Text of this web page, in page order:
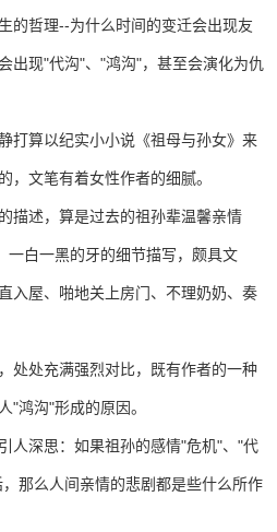
的哲理--为什么时间的变迁会出现友
出现"代沟"、"鸿沟"，甚至会演化为仇
算以纪实小小说《祖母与孙女》来
，文笔有着女性作者的细腻。
述，算是过去的祖孙辈温馨亲情
一白一黑的牙的细节描写，颇具文
入屋、啪地关上房门、不理奶奶、奏
处充满强烈对比，既有作者的一种
"鸿沟"形成的原因。
深思：如果祖孙的感情"危机"、"代
那么人间亲情的悲剧都是些什么所作